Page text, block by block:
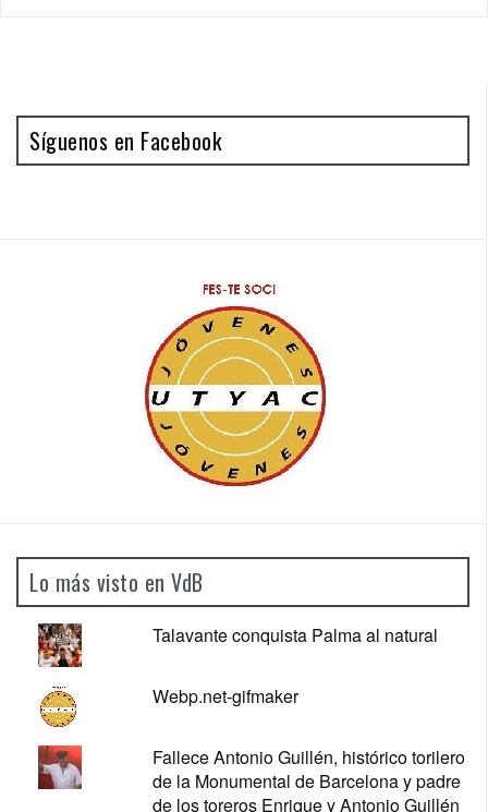
Síguenos en Facebook
Lo más visto en VdB
Talavante conquista Palma al natural
Webp.net-gifmaker
Fallece Antonio Guillén, histórico torilero
de la Monumental de Barcelona y padre
de los toreros Enrique y Antonio Guillén